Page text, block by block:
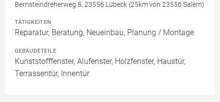
Bernsteindreherweg 8, 23556 Lübeck (25km von 23556 Salem)
TÄTIGKEITEN
Reparatur, Beratung, Neueinbau, Planung / Montage
GEBÄUDETEILE
Kunststofffenster, Alufenster, Holzfenster, Haustür,
Terrassentür, Innentür